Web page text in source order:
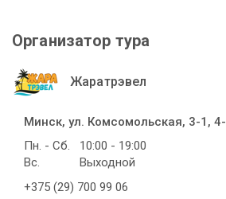
Организатор тура
Жаратрэвел
Минск, ул. Комсомольская, 3-1,
Пн. - Сб.
10:00 - 19:00
Вс.
Выходной
+375 (29) 700 99 06